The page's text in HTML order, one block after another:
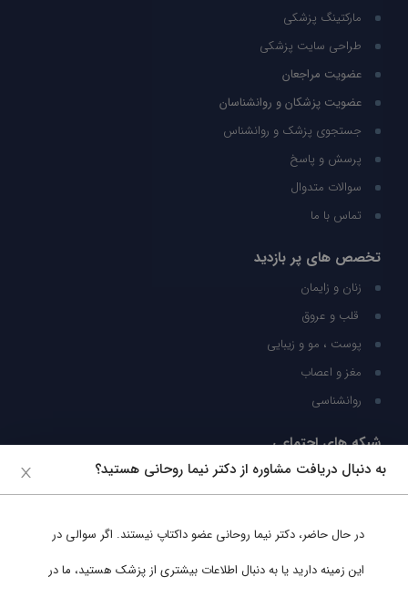
مارکتینگ پزشکی
طراحی سایت پزشکی
عضویت مراجعان
عضویت پزشکان و روانشناسان
جستجوی پزشک و روانشناس
پرسش و پاسخ
سوالات متدوال
تماس با ما
تخصص های پر بازدید
زنان و زایمان
قلب و عروق
پوست ، مو و زیبایی
مغز و اعصاب
روانشناسی
شبکه های اجتماعی
ما را در شبکه های اجتماعی دنبال کنید
به دنبال دریافت مشاوره از دکتر نيما روحاني هستید؟
در حال حاضر، دکتر نيما روحاني عضو داکتاپ نیستند. اگر سوالی در
این زمینه دارید یا به دنبال اطلاعات بیشتری از پزشک هستید، ما در